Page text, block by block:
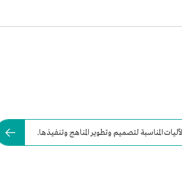
المناسبة لتصميم وتطوير المناهج وتنفيذها.